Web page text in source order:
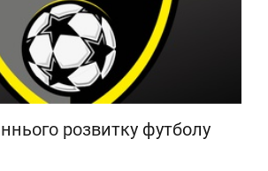
розвитку футболу